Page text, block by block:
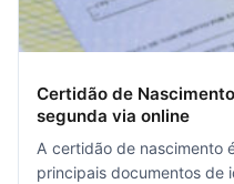
Certidão de
segunda via online
A certidão de nascimento
principais documentos de